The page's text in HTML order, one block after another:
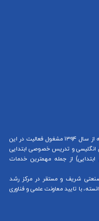
می باشد که از سال ۱۳۹۴ مشغول فعالیت در این
و تدریس خصوصی ابتدایی
) از جمله مهمترین خدمات
شریف و مستقر در مرکز رشد
با تایید معاونت علمی و فناوری